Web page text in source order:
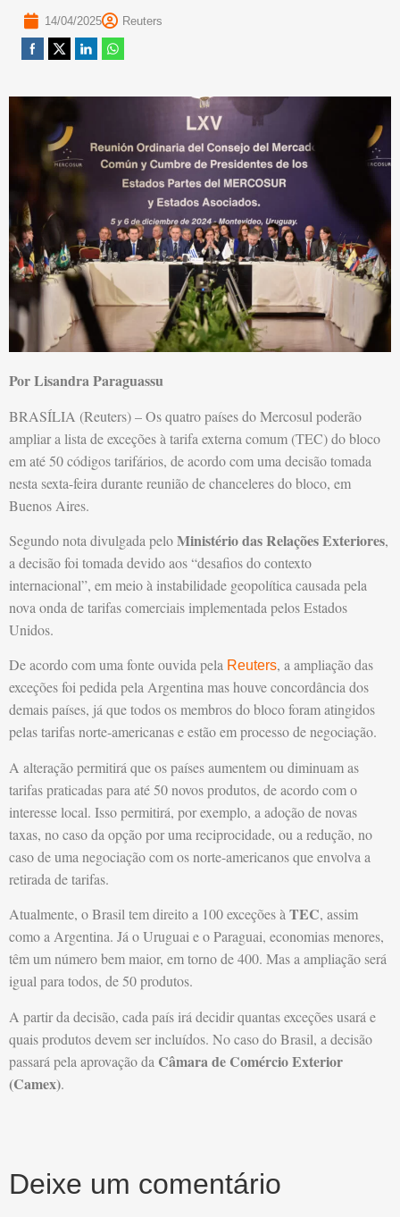
14/04/2025 Reuters
Por Lisandra Paraguassu
BRASÍLIA (Reuters) – Os quatro países do Mercosul poderão
ampliar a lista de exceções à tarifa externa comum (TEC) do bloco
em até 50 códigos tarifários, de acordo com uma decisão tomada
nesta sexta-feira durante reunião de chanceleres do bloco, em
Buenos Aires.
Segundo nota divulgada peloMinistério das Relações Exteriores,
a decisão foi tomada devido aos “desafios do contexto
internacional”, em meio à instabilidade geopolítica causada pela
nova onda de tarifas comerciais implementada pelos Estados
Unidos.
De acordo com uma fonte ouvida pela Reuters, a ampliação das
exceções foi pedida pela Argentina mas houve concordância dos
demais países, já que todos os membros do bloco foram atingidos
pelas tarifas norte-americanas e estão em processo de negociação.
A alteração permitirá que os países aumentem ou diminuam as
tarifas praticadas para até 50 novos produtos, de acordo com o
interesse local. Isso permitirá, por exemplo, a adoção de novas
taxas, no caso da opção por uma reciprocidade, ou a redução, no
caso de uma negociação com os norte-americanos que envolva a
retirada de tarifas.
Atualmente, o Brasil tem direito a 100 exceções àTEC, assim
como a Argentina. Já o Uruguai e o Paraguai, economias menores,
têm um número bem maior, em torno de 400. Mas a ampliação será
igual para todos, de 50 produtos.
A partir da decisão, cada país irá decidir quantas exceções usará e
quais produtos devem ser incluídos. No caso do Brasil, a decisão
passará pela aprovação da Câmara de Comércio Exterior
(Camex).
Deixe um comentário